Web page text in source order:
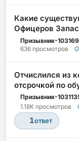
Какие
Офицеров
Призывник-
636 просмотров
Отчислился из
отсрочкой по
Призывник-
1.18K просмотров
1ответ